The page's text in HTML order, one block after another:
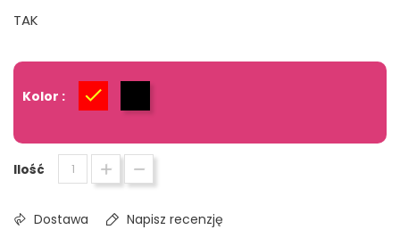
TAK
Kolor :
Ilość
Dostawa Napisz recenzję